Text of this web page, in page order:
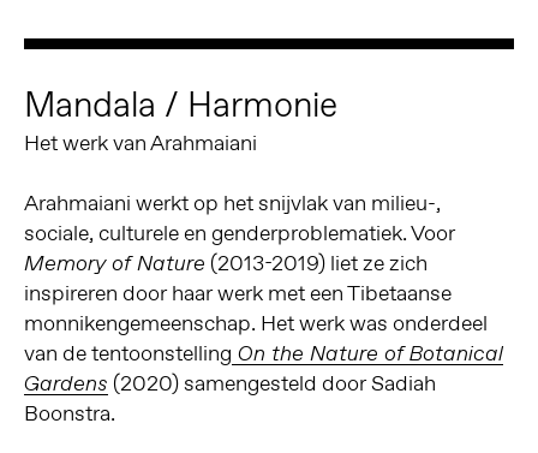
Mandala / Harmonie
Het werk van Arahmaiani
Arahmaiani werkt op het snijvlak van milieu-,
sociale, culturele en genderproblematiek. Voor
Memory of Nature (2013-2019) liet ze zich
inspireren door haar werk met een Tibetaanse
monnikengemeenschap. Het werk was onderdeel
van de tentoonstelling On the Nature of Botanical
Gardens (2020) samengesteld door Sadiah
Boonstra.